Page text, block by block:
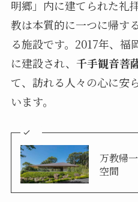
明郷」内に建てられた礼
教は本質的に一つに帰す
る施設です。2017年、福
に建設され、 千手観音菩
て、訪れる人々の心に安
います。
万教帰
空間